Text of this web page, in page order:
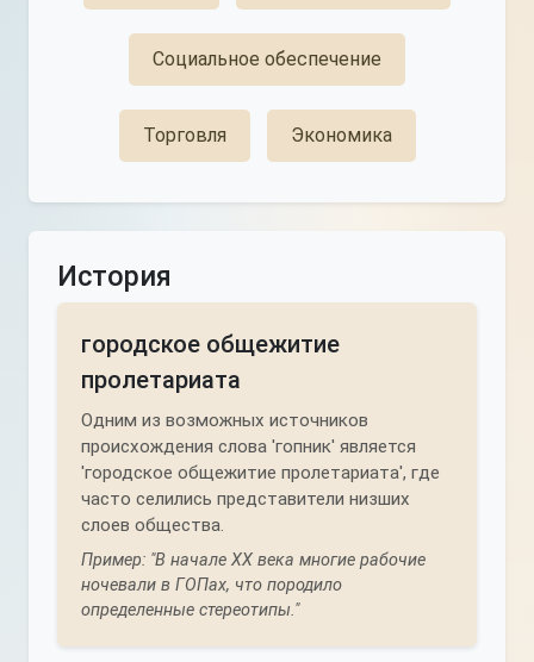
Социальное обеспечение
Торговля Экономика
История
городское общежитие
пролетариата
Одним из возможных источников
происхождения слова 'гопник' является
'городское общежитие пролетариата', где
часто селились представители низших
слоев общества.
Пример: "В начале XX века многие рабочие
ночевали в ГОПах, что породило
определенные стереотипы."